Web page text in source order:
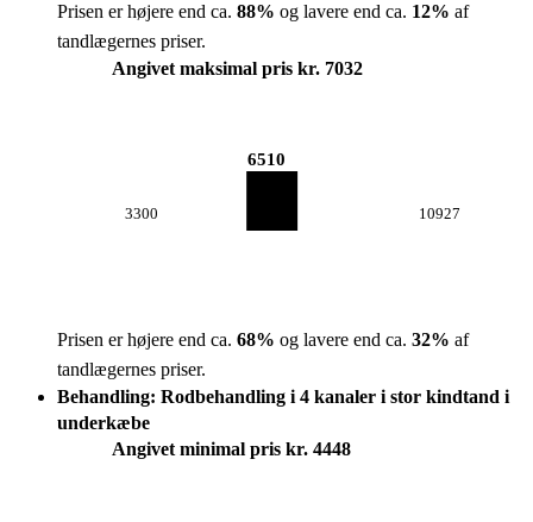
Prisen er højere end ca. 88% og lavere end ca. 12% af
tandlægernes priser.
Angivet maksimal pris kr. 7032
3300
6510
10927
Prisen er højere end ca. 68% og lavere end ca. 32% af
tandlægernes priser.
Behandling: Rodbehandling i 4 kanaler i stor kindtand i
underkæbe
Angivet minimal pris kr. 4448